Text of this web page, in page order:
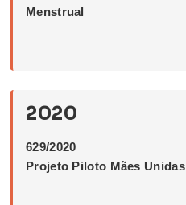
Menstrual
2020
629/2020
Projeto Piloto Mães Unidas